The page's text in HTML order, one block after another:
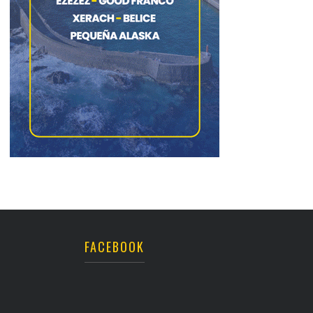
FACEBOOK